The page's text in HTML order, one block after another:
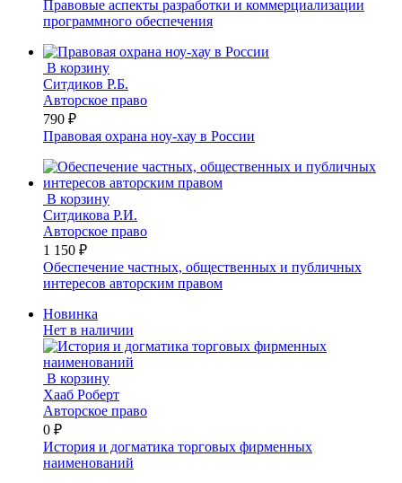
Правовые аспекты разработки и коммерциализации
программного обеспечения
В корзину
Ситдиков Р.Б.
Авторское право
790 ₽
Правовая охрана ноу-хау в России
В корзину
Ситдикова Р.И.
Авторское право
1 150 ₽
Обеспечение частных, общественных и публичных
интересов авторским правом
Новинка
Нет в наличии
В корзину
Хааб Роберт
Авторское право
0 ₽
История и догматика торговых фирменных
наименований